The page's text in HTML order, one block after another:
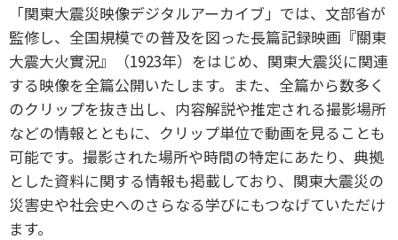
「関東大震災映像デジタルアーカイブ」では、文部省が
監修し、全国規模での普及を図った長篇記録映画『關東
大震大火實況』（1923年）をはじめ、関東大震災に関連
する映像を全篇公開いたします。また、全篇から数多く
のクリップを抜き出し、内容解説や推定される撮影場所
などの情報とともに、クリップ単位で動画を見ることも
可能です。撮影された場所や時間の特定にあたり、典拠
とした資料に関する情報も掲載しており、関東大震災の
災害史や社会史へのさらなる学びにもつなげていただけ
ます。